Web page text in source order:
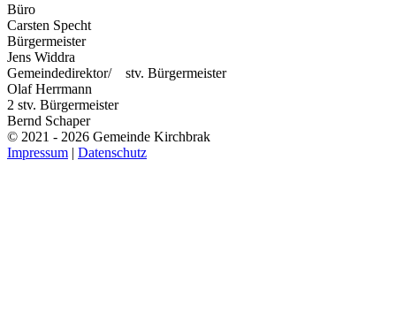
Büro
Carsten Specht
Bürgermeister
Jens Widdra
Gemeindedirektor/ stv. Bürgermeister
Olaf Herrmann
2 stv. Bürgermeister
Bernd Schaper
© 2021 - 2026 Gemeinde Kirchbrak
Impressum | Datenschutz